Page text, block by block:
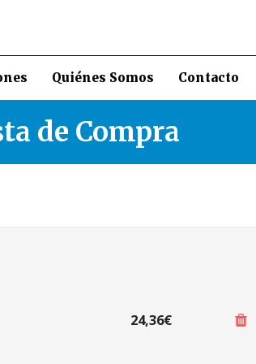
Quiénes Somos Contacto
de Compra
24,36€